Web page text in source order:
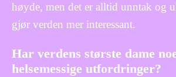
høyde, men det er alltid unntak og
gjør verden mer interessant.
Har verdens største dame
helsemessige utfordringer?